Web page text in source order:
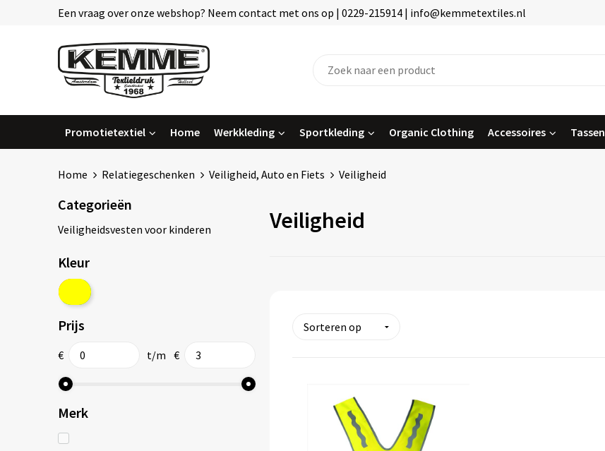
Een vraag over onze webshop? Neem contact met ons op | 0229-215914 | info@kemmetextiles.nl
Promotietextiel Home Werkkleding Sportkleding Organic Clothing Accessoires Tassen
Home Relatiegeschenken Veiligheid, Auto en Fiets Veiligheid
Categorieën
Veiligheidsvesten voor kinderen
Kleur
Prijs
€ t/m €
Merk
Veiligheid